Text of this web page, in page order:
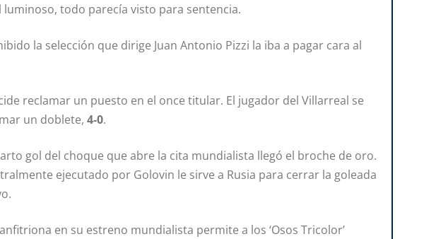
luminoso, todo parecía visto para sentencia.
la selección que dirige Juan Antonio Pizzi la iba a pagar cara al
reclamar un puesto en el once titular. El jugador del Villarreal se
un doblete, 4-0.
gol del choque que abre la cita mundialista llegó el broche de oro.
ejecutado por Golovin le sirve a Rusia para cerrar la goleada
en su estreno mundialista permite a los ‘Osos Tricolor’